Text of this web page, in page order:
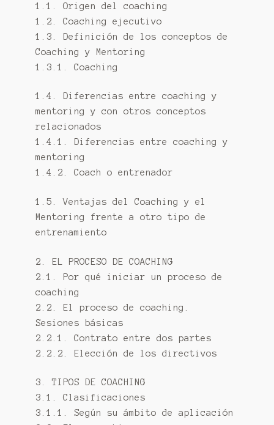
1.1. Origen del coaching
1.2. Coaching ejecutivo
1.3. Definición de los conceptos de
Coaching y Mentoring
1.3.1. Coaching
1.4. Diferencias entre coaching y
mentoring y con otros conceptos
relacionados
1.4.1. Diferencias entre coaching y
mentoring
1.4.2. Coach o entrenador
1.5. Ventajas del Coaching y el
Mentoring frente a otro tipo de
entrenamiento
2. EL PROCESO DE COACHING
2.1. Por qué iniciar un proceso de
coaching
2.2. El proceso de coaching.
Sesiones básicas
2.2.1. Contrato entre dos partes
2.2.2. Elección de los directivos
3. TIPOS DE COACHING
3.1. Clasificaciones
3.1.1. Según su ámbito de aplicación